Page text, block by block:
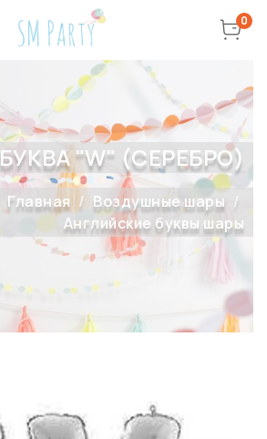
0
БУКВА "W" (СЕРЕБРО)
Главная
Воздушные шары
Английские буквы шары